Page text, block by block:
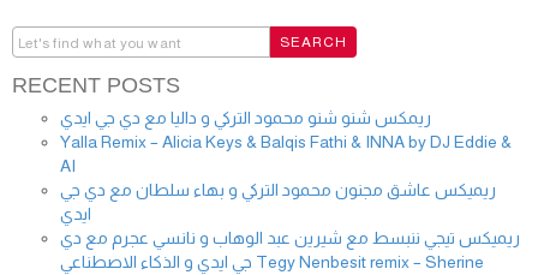
RECENT POSTS
ريمكس شنو شنو محمود التركي و داليا مع دي جي ايدي
Yalla Remix – Alicia Keys & Balqis Fathi & INNA by DJ Eddie &
AI
ريميكس عاشق مجنون محمود التركي و بهاء سلطان مع دي جي
ايدي
ريميكس تيجي ننبسط مع شيرين عبد الوهاب و نانسي عجرم مع دي
جي ايدي و الذكاء الاصطناعي Tegy Nenbesit remix – Sherine